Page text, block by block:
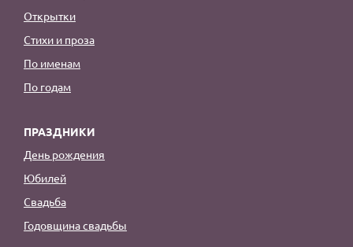
Открытки
Стихи и проза
По именам
По годам
ПРАЗДНИКИ
День рождения
Юбилей
Свадьба
Годовщина свадьбы